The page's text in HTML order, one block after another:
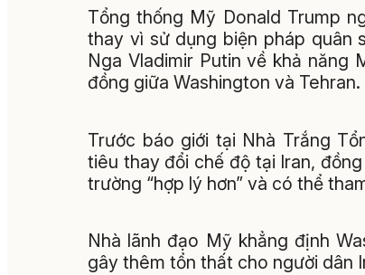
Tổng thống Mỹ Donald Trump
thay vì sử dụng biện pháp quân
Nga Vladimir Putin về khả
đồng giữa Washington và Tehran.
Trước báo giới tại Nhà Trắng
tiêu thay đổi chế độ tại Iran,
trường “hợp lý hơn” và có thể
Nhà lãnh đạo Mỹ khẳng định
gây thêm tổn thất cho người dân